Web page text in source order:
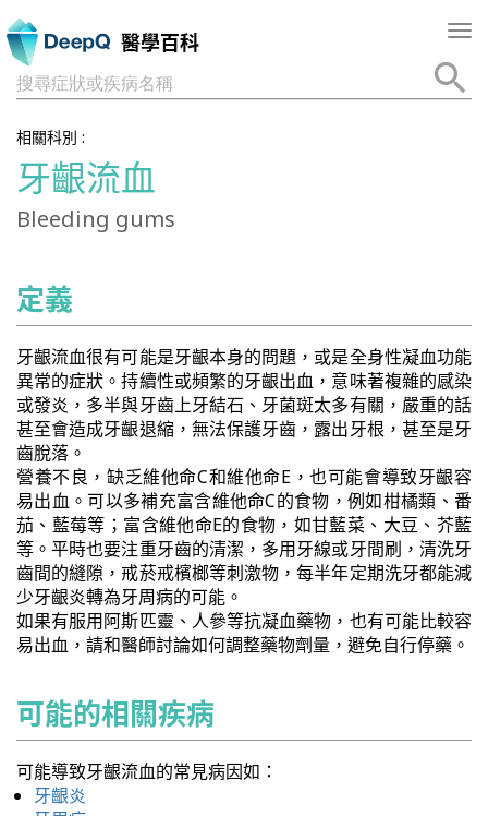
醫學百科
搜尋症狀或疾病名稱
相關科別 :
牙齦流血
Bleeding gums
定義
牙齦流血很有可能是牙齦本身的問題，或是全身性凝血功能
異常的症狀。持續性或頻繁的牙齦出血，意味著複雜的感染
或發炎，多半與牙齒上牙結石、牙菌斑太多有關，嚴重的話
甚至會造成牙齦退縮，無法保護牙齒，露出牙根，甚至是牙
齒脫落。
營養不良，缺乏維他命C和維他命E，也可能會導致牙齦容
易出血。可以多補充富含維他命C的食物，例如柑橘類、番
茄、藍莓等；富含維他命E的食物，如甘藍菜、大豆、芥藍
等。平時也要注重牙齒的清潔，多用牙線或牙間刷，清洗牙
齒間的縫隙，戒菸戒檳榔等刺激物，每半年定期洗牙都能減
少牙齦炎轉為牙周病的可能。
如果有服用阿斯匹靈、人參等抗凝血藥物，也有可能比較容
易出血，請和醫師討論如何調整藥物劑量，避免自行停藥。
可能的相關疾病
可能導致牙齦流血的常見病因如：
牙齦炎